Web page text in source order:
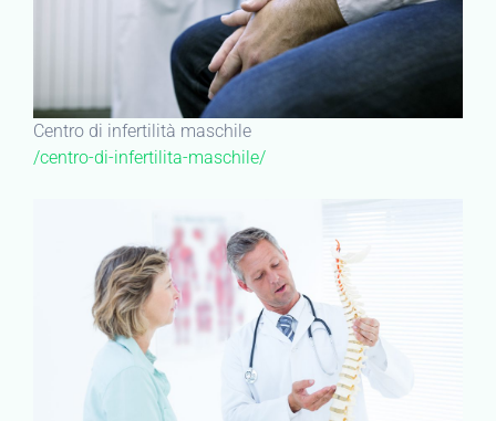
Centro di infertilità maschile
/centro-di-infertilita-maschile/